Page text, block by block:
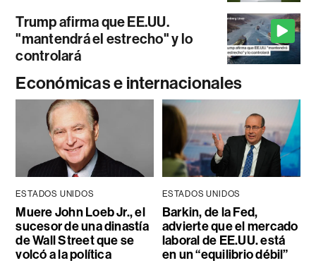
Trump afirma que EE.UU.
"mantendrá el estrecho" y lo
controlará
Económicas e internacionales
ESTADOS UNIDOS
Muere John Loeb Jr., el
sucesor de una dinastía
de Wall Street que se
volcó a la política
ESTADOS UNIDOS
Barkin, de la Fed,
advierte que el mercado
laboral de EE.UU. está
en un “equilibrio débil”